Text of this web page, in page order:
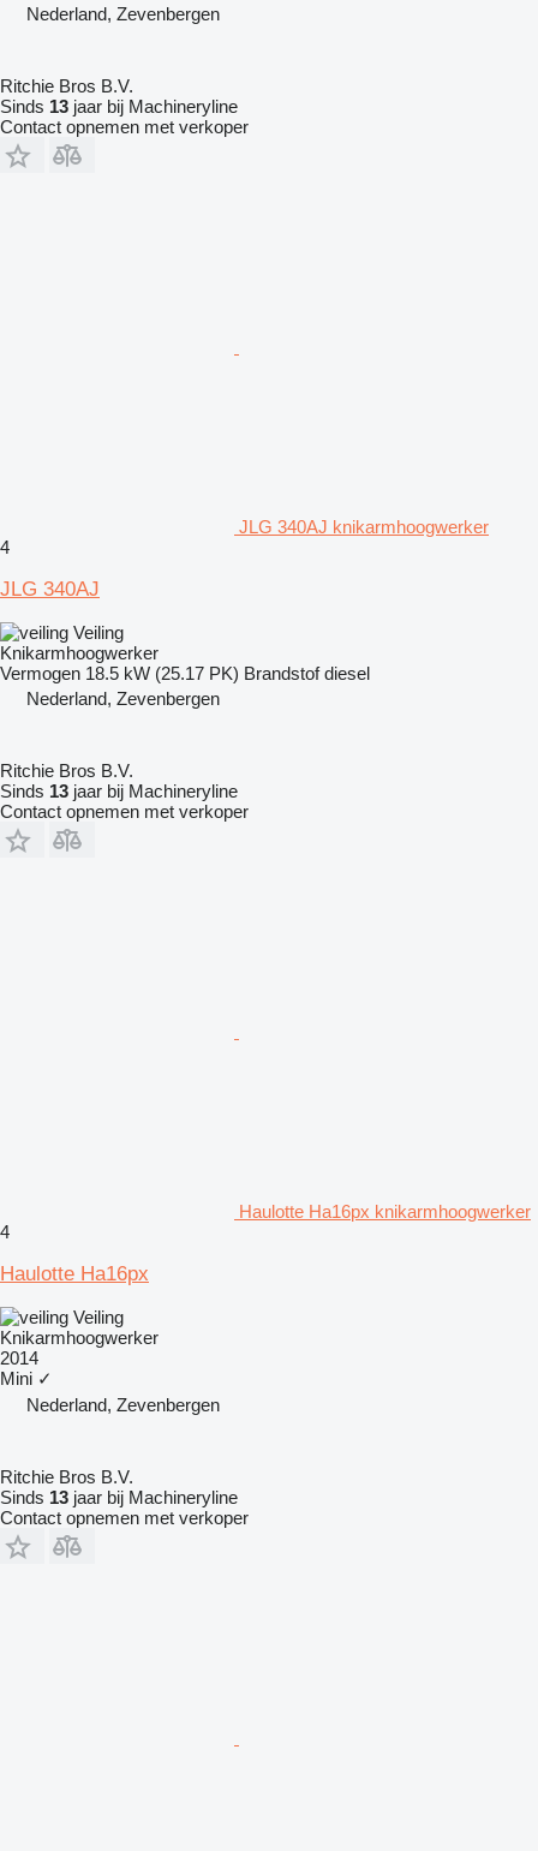
Nederland, Zevenbergen
Ritchie Bros B.V.
Sinds 13 jaar bij Machineryline
Contact opnemen met verkoper
JLG 340AJ knikarmhoogwerker
4
JLG 340AJ
Veiling
Knikarmhoogwerker
Vermogen 18.5 kW (25.17 PK) Brandstof diesel
Nederland, Zevenbergen
Ritchie Bros B.V.
Sinds 13 jaar bij Machineryline
Contact opnemen met verkoper
Haulotte Ha16px knikarmhoogwerker
4
Haulotte Ha16px
Veiling
Knikarmhoogwerker
2014
Mini ✓
Nederland, Zevenbergen
Ritchie Bros B.V.
Sinds 13 jaar bij Machineryline
Contact opnemen met verkoper